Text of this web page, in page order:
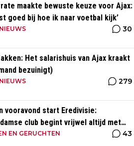
maakte bewuste keuze voor Ajax:
goed bij hoe ik naar voetbal kijk’
30
Het salarishuis van Ajax kraakt
bezuinigt)
279
vooravond start Eredivisie:
club begint vrijwel altijd met
EN GERUCHTEN 43